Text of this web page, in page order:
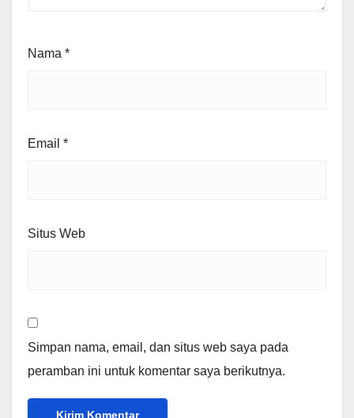
Nama *
Email *
Situs Web
Simpan nama, email, dan situs web saya pada
peramban ini untuk komentar saya berikutnya.